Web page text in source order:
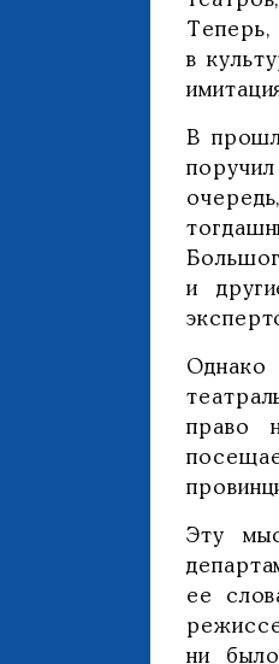
Теперь,
в
В
и
Однако
право
Эту
ее
ни